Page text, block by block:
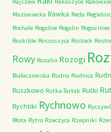
Mazowiecka Rawka Reda
Rochale Rogalice Rogalin Rogoziniec
Roskilde Rossoszyca Rostock
Rowy Rozalin Rozogi
Białaczowska Rudna Rudnica
Ruszkowo Rutka-Tartak Rutki
Rychliki Rychnowo
Błota Rytro Rzeczyca Rzepniki